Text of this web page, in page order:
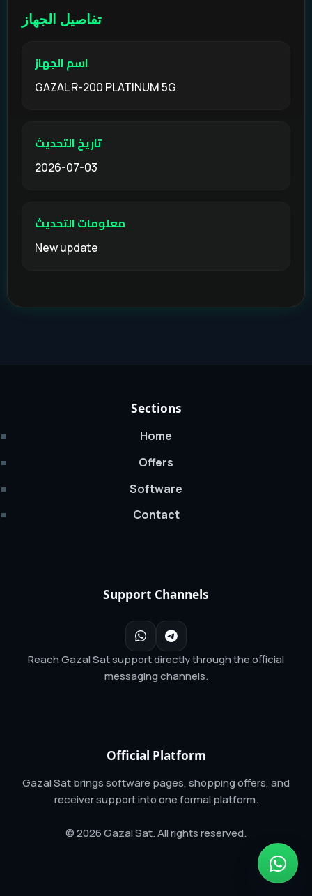
تفاصيل الجهاز
اسم الجهاز
GAZAL R-200 PLATINUM 5G
تاريخ التحديث
2026-07-03
معلومات التحديث
New update
Sections
Home
Offers
Software
Contact
Support Channels
Reach Gazal Sat support directly through the official
messaging channels.
Official Platform
Gazal Sat brings software pages, shopping offers, and
receiver support into one formal platform.
© 2026 Gazal Sat. All rights reserved.